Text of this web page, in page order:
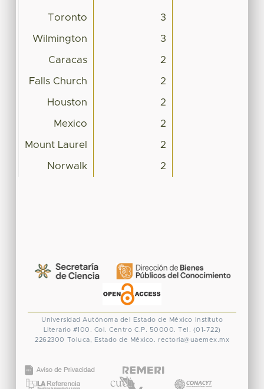
Toronto 3
Wilmington 3
Caracas 2
Falls Church 2
Houston 2
Mexico 2
Mount Laurel 2
Norwalk 2
Universidad Autónoma del Estado de México
Instituto
Literario #100. Col. Centro C.P. 50000. Tel. (01-722)
2262300 Toluca, Estado de México. rectoria@uaemex.mx